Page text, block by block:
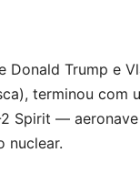
Donald Trump e
terminou com
Spirit —
nuclear.